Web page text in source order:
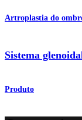
Artroplastia do
Sistema
Produto